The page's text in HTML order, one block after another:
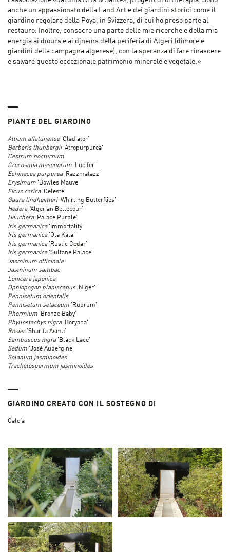
anche un appassionato della Land Art e dei giardini storici come il
giardino regolare della Poya, in Svizzera, di cui ho preso parte al
restauro. Inoltre, consacro una parte delle mie ricerche e della mia
energia ai dïours e ai djneïns della periferia di Algeri (dimore e
giardini della campagna algerese), con la speranza di fare rinascere
e salvare questo eccezionale patrimonio minerale e vegetale.»
PIANTE DEL GIARDINO
Allium aflatunense 'Gladiator'
Berberis thunbergii 'Atropurpurea'
Cestrum nocturnum
Crocosmia masonorum 'Lucifer'
Echinacea purpurea 'Razzmatazz'
Erysimum 'Bowles Mauve'
Ficus carica 'Celeste'
Gaura lindheimeri 'Whirling Butterflies'
Hedera 'Algerian Bellecour’
Heuchera ‘Palace Purple’
Iris germanica 'Immortality'
Iris germanica 'Ola Kala'
Iris germanica 'Rustic Cedar'
Iris germanica 'Sultane Palace'
Jasminum officinale
Jasminum sambac
Lonicera japonica
Ophiopogon planiscapus 'Niger'
Pennisetum orientalis
Pennisetum setaceum 'Rubrum'
Phormium
‘Bronze Baby’
Phyllostachys nigra'Boryana'
Rosier'Sharifa Asma'
Sambuscus nigra 'Black Lace'
Sedum 'José Aubergine'
Solanum jasminoides
Trachelospermum jasminoides
GIARDINO CREATO CON IL SOSTEGNO DI
Calcia